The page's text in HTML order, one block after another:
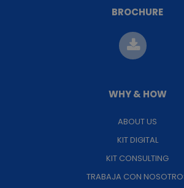
BROCHURE
WHY & HOW
ABOUT US
KIT DIGITAL
KIT CONSULTING
TRABAJA CON